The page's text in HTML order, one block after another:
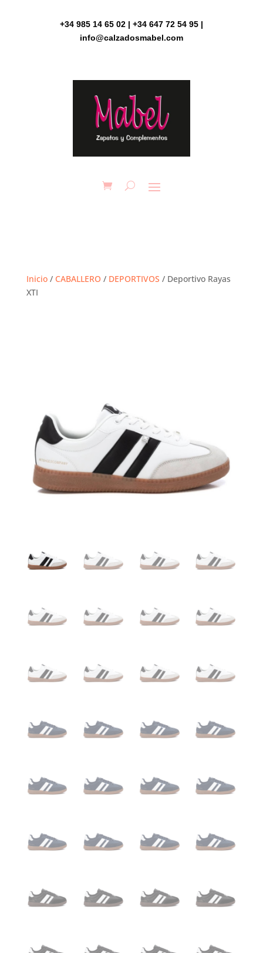
+34 985 14 65 02 | +34 647 72 54 95 |
info@calzadosmabel.com
Inicio/ CABALLERO / DEPORTIVOS / Deportivo Rayas
XTI